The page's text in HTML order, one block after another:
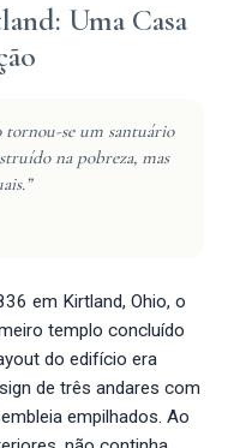
Uma Casa
tornou-se um santuário
na pobreza, mas
em Kirtland, Ohio, o
templo concluído
do edifício era
de três andares com
empilhados. Ao